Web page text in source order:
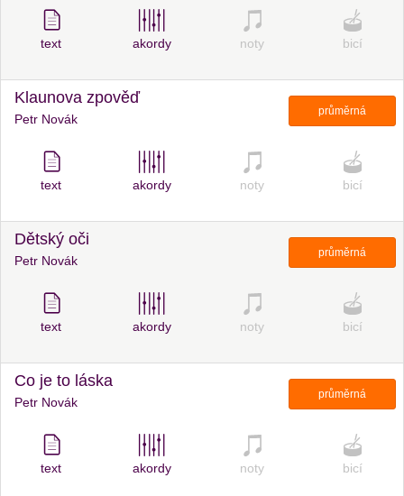
text akordy noty bicí
Klaunova zpověď
Petr Novák
průměrná
text akordy noty bicí
Dětský oči
Petr Novák
průměrná
text akordy noty bicí
Co je to láska
Petr Novák
průměrná
text akordy noty bicí